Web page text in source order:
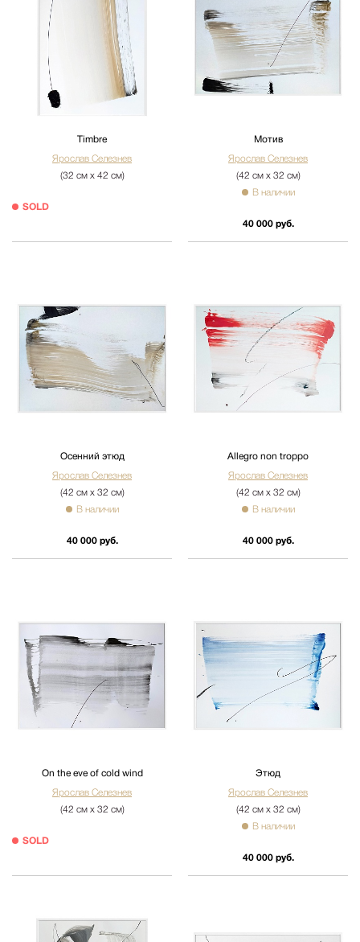
Timbre
Ярослав Селезнев
(32 см х 42 см)
SOLD
Мотив
Ярослав Селезнев
(42 см х 32 см)
В наличии
40 000 руб.
Осенний этюд
Ярослав Селезнев
(42 см х 32 см)
В наличии
40 000 руб.
Allegro non troppo
Ярослав Селезнев
(42 см х 32 см)
В наличии
40 000 руб.
On the eve of cold wind
Ярослав Селезнев
(42 см х 32 см)
SOLD
Этюд
Ярослав Селезнев
(42 см х 32 см)
В наличии
40 000 руб.